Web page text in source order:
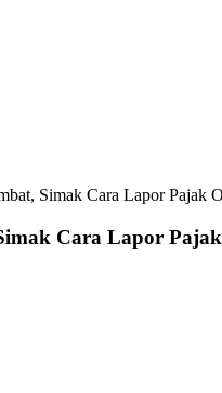
Simak Cara Lapor Pajak
Cara Lapor